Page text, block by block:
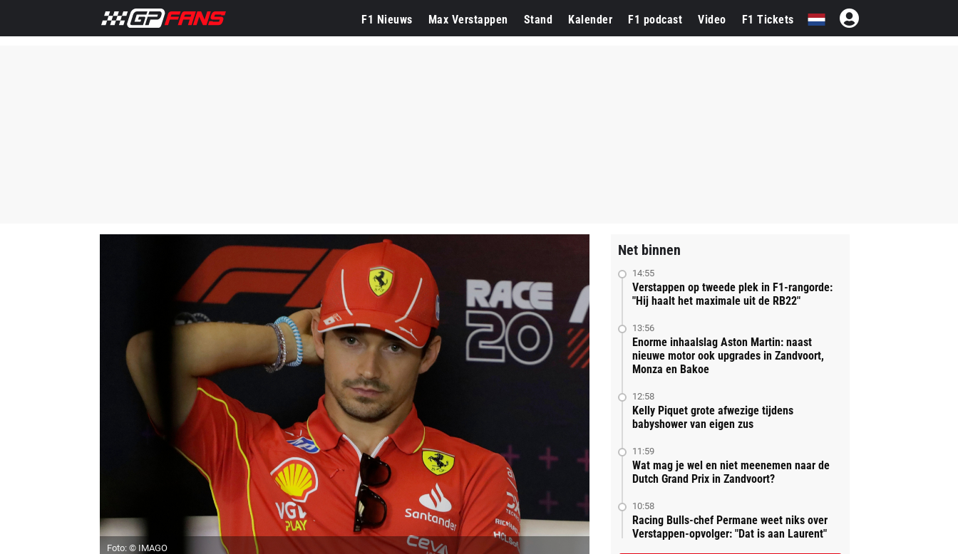
F1 Nieuws Max Verstappen Stand Kalender F1 podcast Video F1 Tickets
Foto: © IMAGO
Net binnen
14:55
Verstappen op tweede plek in F1-rangorde:
"Hij haalt het maximale uit de RB22"
13:56
Enorme inhaalslag Aston Martin: naast
nieuwe motor ook upgrades in Zandvoort,
Monza en Bakoe
12:58
Kelly Piquet grote afwezige tijdens
babyshower van eigen zus
11:59
Wat mag je wel en niet meenemen naar de
Dutch Grand Prix in Zandvoort?
10:58
Racing Bulls-chef Permane weet niks over
Verstappen-opvolger: "Dat is aan Laurent"